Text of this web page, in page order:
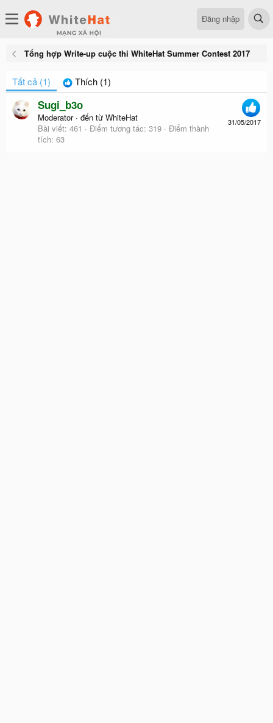
Đăng nhập
Tổng hợp Write-up cuộc thi WhiteHat Summer Contest 2017
Tất cả (1) Thích (1)
31/05/2017
Sugi_b3o
Moderator · đến từ WhiteHat
Bài viết 461 Điểm tương tác 319
Điểm thành
tích 63